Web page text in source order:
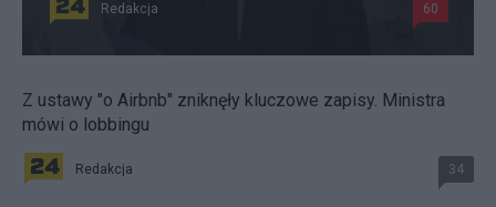
Redakcja 60
Z ustawy "o Airbnb" zniknęły kluczowe zapisy. Ministra
mówi o lobbingu
Redakcja 34